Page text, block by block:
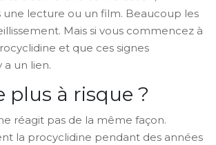
une lecture ou un film. Beaucoup les
Mais si vous commencez à
et que ces signes
a un lien.
plus à risque ?
réagit pas de la même façon.
la procyclidine pendant des années